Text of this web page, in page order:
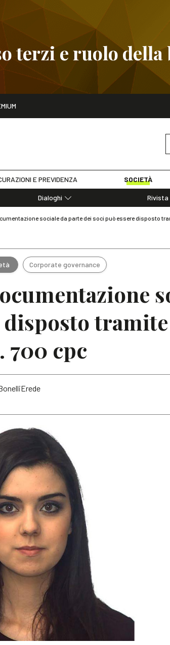
terzi e ruolo della
E PREVIDENZA SOCIETÀ
Dialoghi
Rivista
sociale da parte dei soci può essere disposto
Corporate governance
disposto
700 cpc